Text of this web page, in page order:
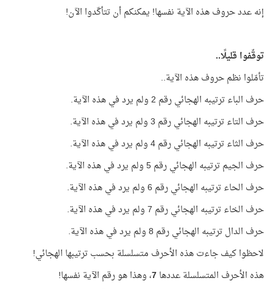
إنه عدد حروف هذه الآية نفسها! يمكنكم أن تتأكّدوا الآن!
توقّفوا قليلًا..
تأمّلوا نظم حروف هذه الآية..
حرف الباء ترتيبه الهجائي رقم 2 ولم يرد في هذه الآية.
حرف التاء ترتيبه الهجائي رقم 3 ولم يرد في هذه الآية.
حرف الثاء ترتيبه الهجائي رقم 4 ولم يرد في هذه الآية.
حرف الجيم ترتيبه الهجائي رقم 5 ولم يرد في هذه الآية.
حرف الحاء ترتيبه الهجائي رقم 6 ولم يرد في هذه الآية.
حرف الخاء ترتيبه الهجائي رقم 7 ولم يرد في هذه الآية.
حرف الدال ترتيبه الهجائي رقم 8 ولم يرد في هذه الآية.
لاحظوا كيف جاءت هذه الأحرف متسلسلة بحسب ترتيبها الهجائي!
هذه الأحرف المتسلسلة عددها7، وهذا هو رقم الآية نفسها!